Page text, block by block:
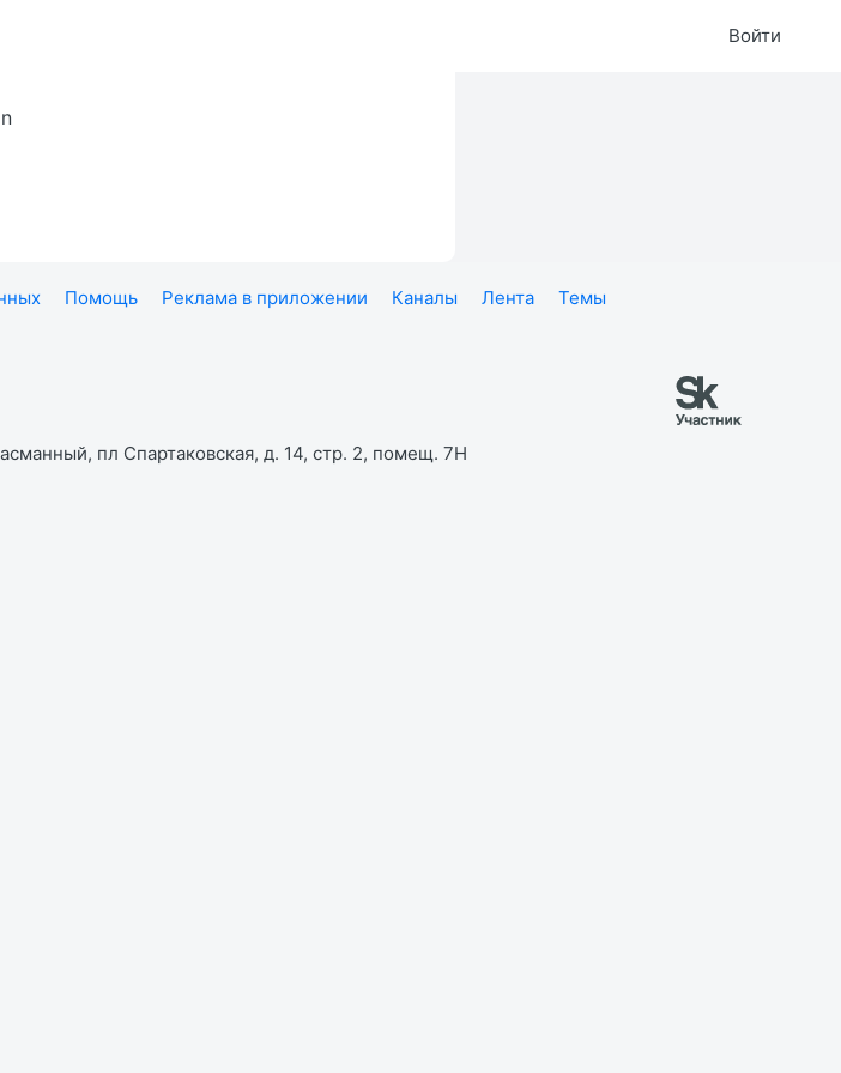
Войти
Помощь Реклама в приложении Каналы Лента
Темы
пл Спартаковская, д. 14, стр. 2, помещ. 7Н